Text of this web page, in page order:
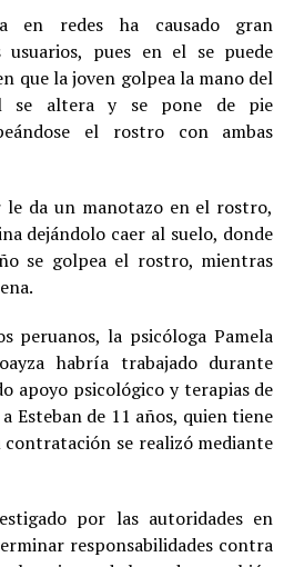
en redes ha causado gran
pues en el se puede
que la joven golpea la mano del
se altera y se pone de pie
el rostro con ambas
le da un manotazo en el rostro,
dejándolo caer al suelo, donde
se golpea el rostro, mientras
peruanos, la psicóloga Pamela
habría trabajado durante
apoyo psicológico y terapias de
Esteban de 11 años, quien tiene
contratación se realizó mediante
por las autoridades en
responsabilidades contra